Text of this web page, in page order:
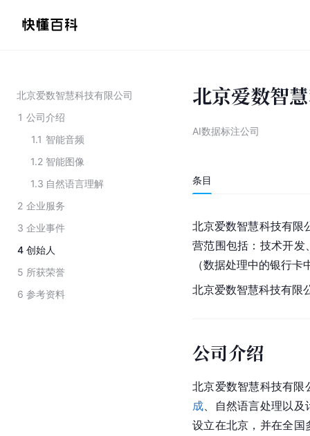
北京爱数智慧科技有限公司
1 公司介绍
1.1 智能音频
1.2 智能图像
1.3 自然语言理解
2 企业服务
3 企业事件
4 创始人
5 所获荣誉
6 参考资料
北京爱数智
AI数据标注公司
条目
北京爱数智慧科技有限
营范围包括：技术开
（数据处理中的银行
北京爱数智慧科技有限
公司介绍
北京爱数智慧科技有限
成 、自然语言处理以
设立在北京，并在全